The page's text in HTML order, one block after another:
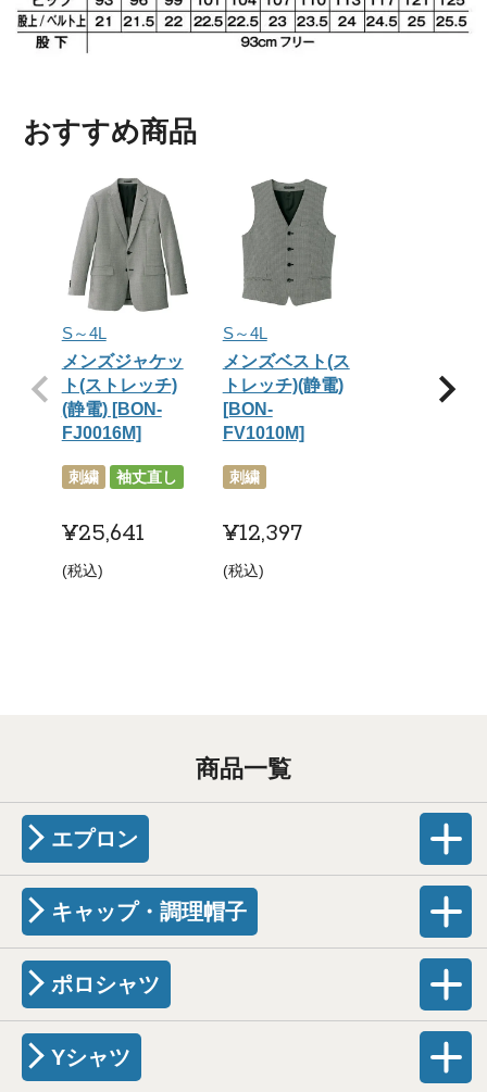
おすすめ商品
S～4L
メンズジャケッ
ト(ストレッチ)
(静電) [BON-
FJ0016M]
刺繍 袖丈直し
¥25,641
税込
S～4L
メンズベスト(ス
トレッチ)(静電)
[BON-
FV1010M]
刺繍
¥12,397
税込
商品一覧
エプロン
キャップ・調理帽子
ポロシャツ
Yシャツ